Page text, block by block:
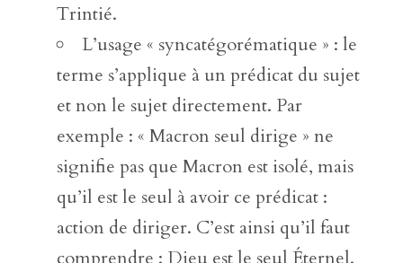
Trintié.
L’usage « syncatégorématique » : le
terme s’applique à un prédicat du sujet
et non le sujet directement. Par
exemple : « Macron seul dirige » ne
signifie pas que Macron est isolé, mais
qu’il est le seul à avoir ce prédicat :
action de diriger. C’est ainsi qu’il faut
comprendre : Dieu est le seul Éternel.